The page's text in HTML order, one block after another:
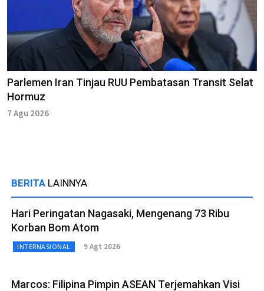
Parlemen Iran Tinjau RUU Pembatasan Transit Selat
Hormuz
7 Agu 2026
BERITA LAINNYA
Hari Peringatan Nagasaki, Mengenang 73 Ribu
Korban Bom Atom
INTERNASIONAL 9 Agt 2026
Marcos: Filipina Pimpin ASEAN Terjemahkan Visi